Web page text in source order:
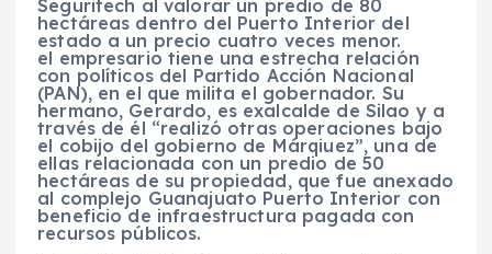
Seguritech al valorar un predio de 80
hectáreas dentro del Puerto Interior del
estado a un precio cuatro veces menor.
el empresario tiene una estrecha relación
con políticos del Partido Acción Nacional
(PAN), en el que milita el gobernador. Su
hermano, Gerardo, es exalcalde de Silao y a
través de él “realizó otras operaciones bajo
el cobijo del gobierno de Márqiuez”, una de
ellas relacionada con un predio de 50
hectáreas de su propiedad, que fue anexado
al complejo Guanajuato Puerto Interior con
beneficio de infraestructura pagada con
recursos públicos.